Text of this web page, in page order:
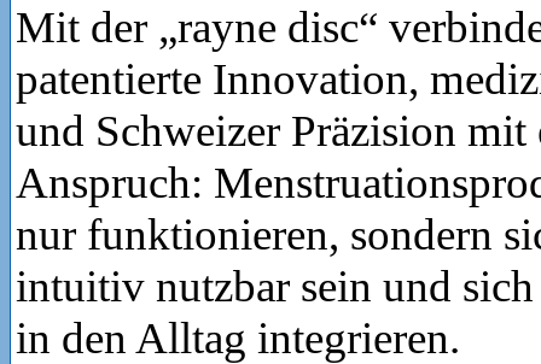
Mit der „rayne disc“
patentierte Innovation,
und Schweizer Präzision mit
Anspruch:
nur funktionieren, sondern
intuitiv nutzbar sein und
in den Alltag integrieren.